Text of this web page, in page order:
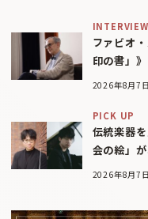
INTERVIEW
ファビオ
印の書」》
2026年8月7日
PICK UP
伝統楽器
会の絵」
2026年8月7日